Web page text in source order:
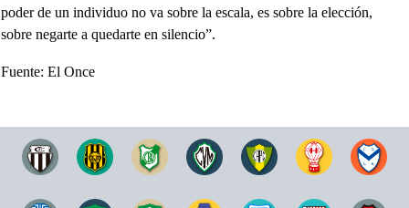
poder de un individuo no va sobre la escala, es sobre la elección,
sobre negarte a quedarte en silencio”.
Fuente: El Once